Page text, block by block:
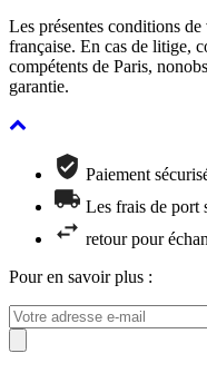
Les présentes conditions
française. En cas de litige,
compétents de Paris,
garantie.
Paiement
Les frais de port
retour pour
Pour en savoir plus :